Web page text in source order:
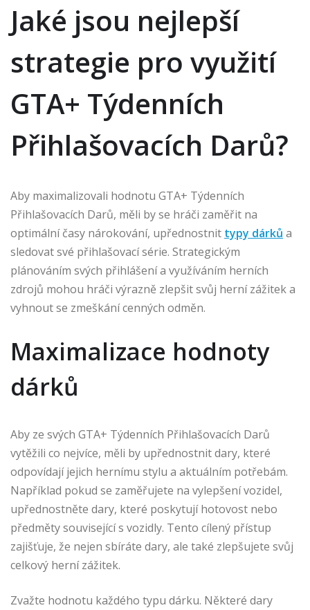
Jaké jsou nejlepší
strategie pro využití
GTA+ Týdenních
Přihlašovacích Darů?
Aby maximalizovali hodnotu GTA+ Týdenních
Přihlašovacích Darů, měli by se hráči zaměřit na
optimální časy nárokování, upřednostnit typy dárků a
sledovat své přihlašovací série. Strategickým
plánováním svých přihlášení a využíváním herních
zdrojů mohou hráči výrazně zlepšit svůj herní zážitek a
vyhnout se zmeškání cenných odměn.
Maximalizace hodnoty
dárků
Aby ze svých GTA+ Týdenních Přihlašovacích Darů
vytěžili co nejvíce, měli by upřednostnit dary, které
odpovídají jejich hernímu stylu a aktuálním potřebám.
Například pokud se zaměřujete na vylepšení vozidel,
upřednostněte dary, které poskytují hotovost nebo
předměty související s vozidly. Tento cílený přístup
zajišťuje, že nejen sbíráte dary, ale také zlepšujete svůj
celkový herní zážitek.
Zvažte hodnotu každého typu dárku. Některé dary